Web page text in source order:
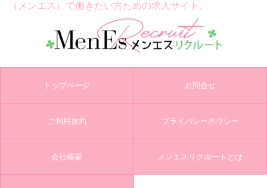
（メンエス）で働きたい方ための求人サイト。
トップページ お問合せ
ご利用規約 プライバシーポリシー
会社概要 メンエスリクルートとは